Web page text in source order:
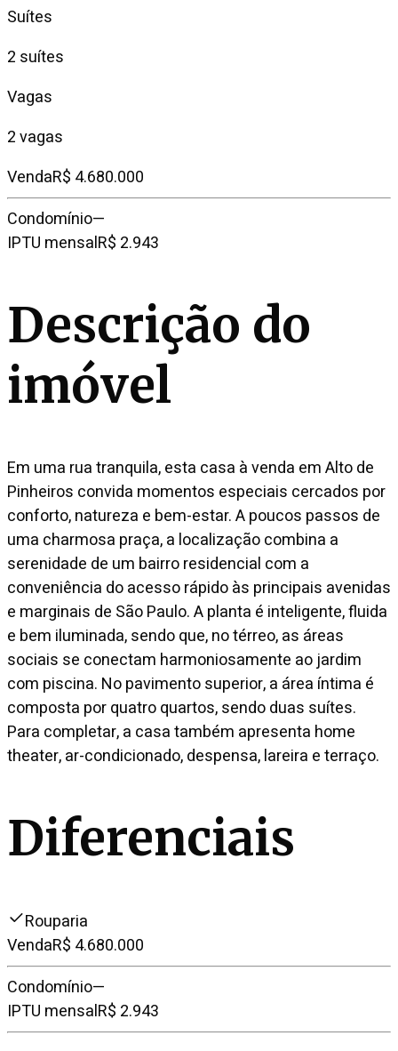
Suítes
2 suítes
Vagas
2 vagas
VendaR$ 4.680.000
Condomínio—
IPTU mensalR$ 2.943
Descrição do
imóvel
Em uma rua tranquila, esta casa à venda em Alto de
Pinheiros convida momentos especiais cercados por
conforto, natureza e bem-estar. A poucos passos de
uma charmosa praça, a localização combina a
serenidade de um bairro residencial com a
conveniência do acesso rápido às principais avenidas
e marginais de São Paulo. A planta é inteligente, fluida
e bem iluminada, sendo que, no térreo, as áreas
sociais se conectam harmoniosamente ao jardim
com piscina. No pavimento superior, a área íntima é
composta por quatro quartos, sendo duas suítes.
Para completar, a casa também apresenta home
theater, ar-condicionado, despensa, lareira e terraço.
Diferenciais
Rouparia
VendaR$ 4.680.000
Condomínio—
IPTU mensalR$ 2.943